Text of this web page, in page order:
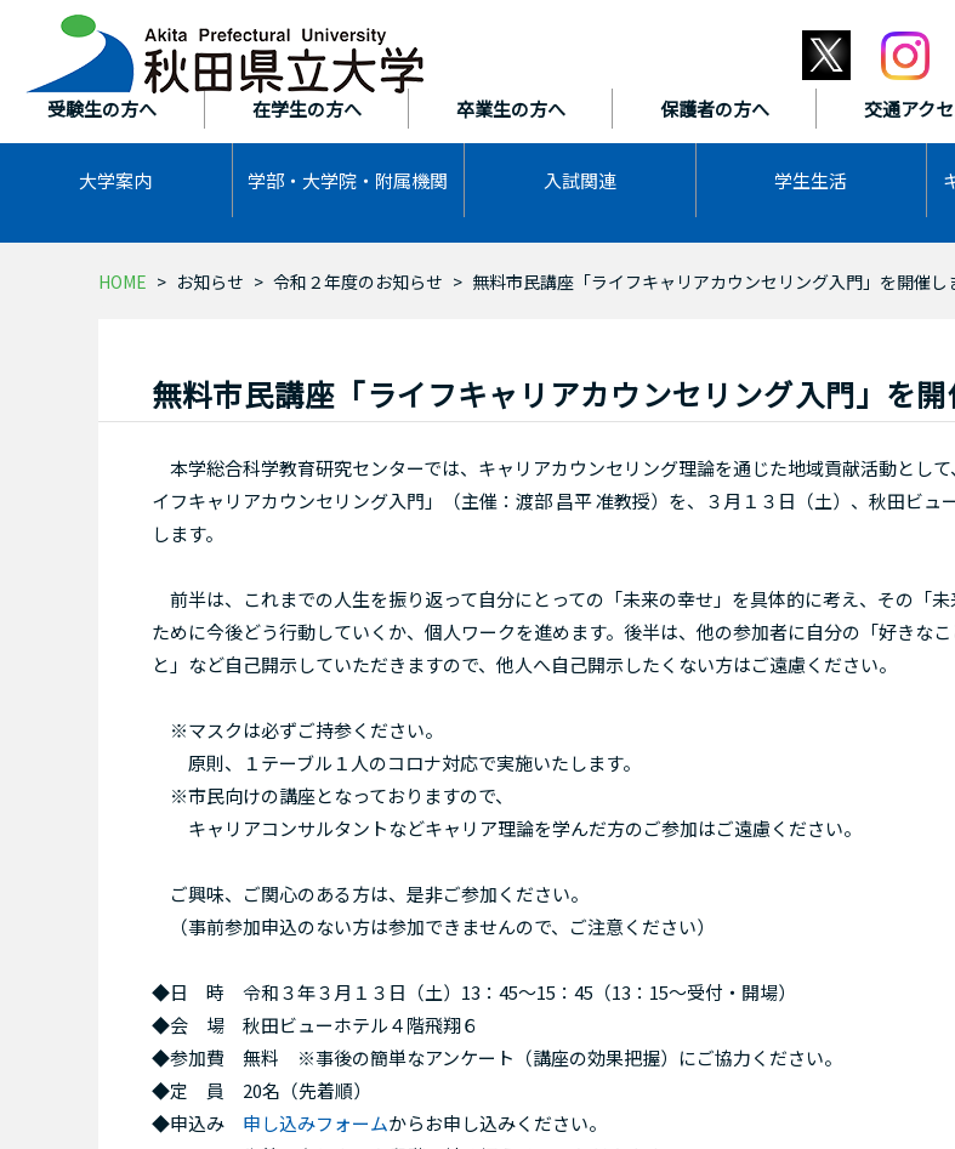
受験生の方へ 在学生の方へ 卒業生の方へ 保護者の方へ 交通アク
大学案内 学部・大学院・ 附属機関 入試関連 学生生活
HOME お知らせ 令和２年度のお知らせ 無料市民講座「ライフキャリアカウンセリング入門」を開催し
無料市民講座「ライフキャリアカウンセリング入門」を
本学総合科学教育研究センターでは、キャリアカウンセリング理論を通じた地域貢献活動とし
イフキャリアカウンセリング入門」（主催：渡部 昌平 准教授）を、３月１３日（土）、秋田ビュ
します。
前半は、これまでの人生を振り返って自分にとっての「未来の幸せ」を具体的に考え、その「
ために今後どう行動していくか、個人ワークを進めます。後半は、他の参加者に自分の「好きな
と」など自己開示していただきますので、他人へ自己開示したくない方はご遠慮ください。
※マスクは必ずご持参ください。
原則、１テーブル１人のコロナ対応で実施いたします。
※市民向けの講座となっておりますので、
キャリアコンサルタントなどキャリア理論を学んだ方のご参加はご遠慮ください。
ご興味、ご関心のある方は、是非ご参加ください。
（事前参加申込のない方は参加できませんので、ご注意ください）
◆日 時 令和３年３月１３日（土）13：45～15：45（13：15～受付・開場）
◆会 場 秋田ビューホテル４階飛翔６
◆参加費 無料 ※事後の簡単なアンケート（講座の効果把握）にご協力ください。
◆定 員 20名（先着順）
◆申込み 申し込みフォームからお申し込みください。